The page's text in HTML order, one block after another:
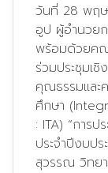
วันที่ 28 พฤษ
อูป ผู้อำนวยก
พร้อมด้วยคณ
ร่วมประชุมเ
คุณธรรมและ
ศึกษา
: ITA) “การป
ประจำปีงบป
สุวรรณ วิทยา